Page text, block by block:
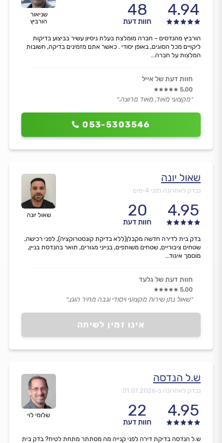
שניאור
הורביץ
4.94
48
חוות דעת
053-5303546
הורביץ מהנדסים – חברה מומלצת בעלת ניסיון עשיר בביצוע בדיקות
ליקויים מכל הסוגים, באופן יסודי . כאשר אתם מזמינים בדיקה, חשובות
המלצות על חברה...
חוות דעת של אייל
5.00
״מקצועי מאוד, מאוד מרוצה.״
שאול יונה
שאול יונה
נבדק לאחרונה לפני 4 ימים
4.95
20
חוות דעת
אינו זמין לשיחה
בדק בית לדירה חדשה מקבלן(ללא בדיקת קונסטרוקציה), לפני רכישה,
שטחים ציבוריים, שטחים משותפים, בנייני מגורים, תואר בהנדסת בניין,
מוסמך איגוד...
חוות דעת של גלעד
5.00
״שאול נתן שירות מקצועי ויסודי וגבה מחיר הוגן.״
שלומי לוי
ש.ל הנדסה
נבדק לאחרונה ב-01.07.2026
4.95
22
חוות דעת
ש.ל הנדסה בדיקת דירה לפני קנייה מה מסתתר מתחת לטיח? בדק בית